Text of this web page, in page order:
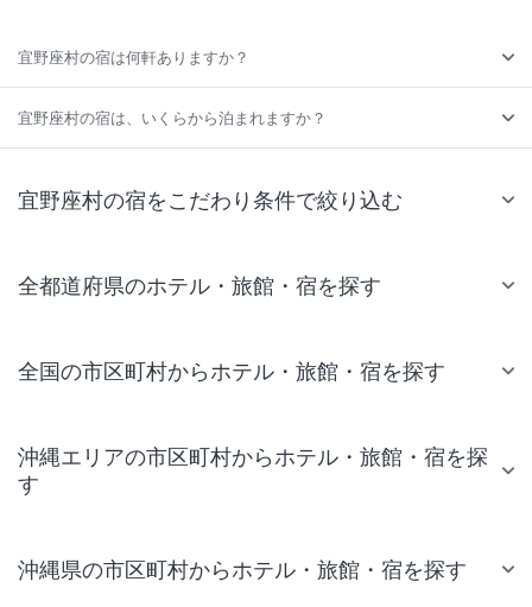
宜野座村の宿は何軒ありますか？
宜野座村の宿は、いくらから泊まれますか？
宜野座村の宿をこだわり条件で絞り込む
全都道府県のホテル・旅館・宿を探す
全国の市区町村からホテル・旅館・宿を探す
沖縄エリアの市区町村からホテル・旅館・宿を探
す
沖縄県の市区町村からホテル・旅館・宿を探す